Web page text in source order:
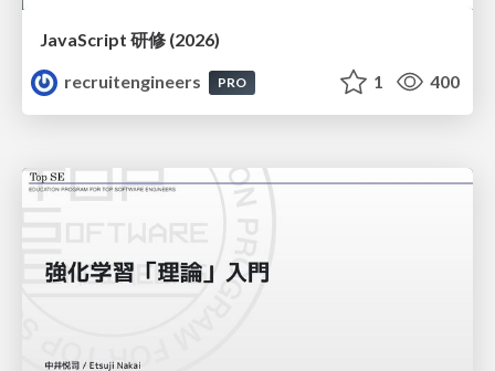
JavaScript 研修 (2026)
recruitengineers
PRO 1 400